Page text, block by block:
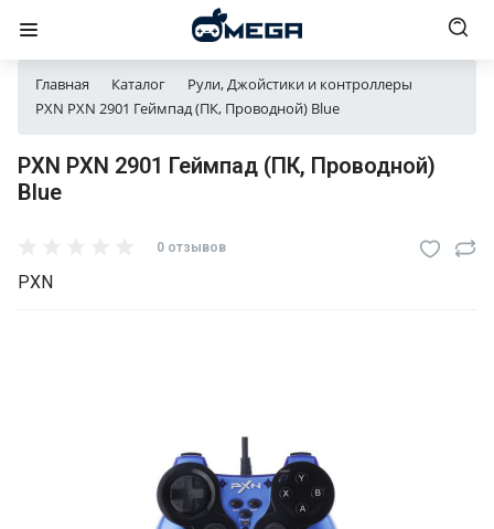
Главная Каталог
Рули, Джойстики и контроллеры
PXN PXN 2901 Геймпад (ПК, Проводной) Blue
PXN PXN 2901 Геймпад (ПК, Проводной)
Blue
0 отзывов
PXN